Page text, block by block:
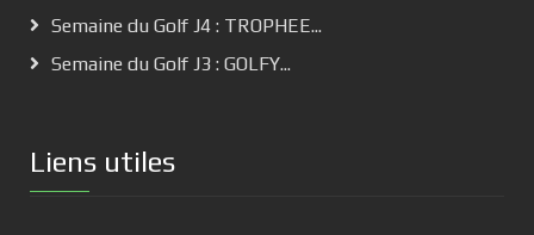
Semaine du Golf J4 : TROPHEE...
Semaine du Golf J3 : GOLFY...
Liens utiles